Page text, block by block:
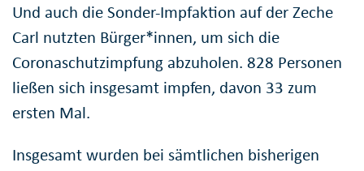
Und auch die Sonder-Impfaktion auf der Zeche
Carl nutzten Bürger*innen, um sich die
Coronaschutzimpfung abzuholen. 828 Personen
ließen sich insgesamt impfen, davon 33 zum
ersten Mal.
Insgesamt wurden bei sämtlichen bisherigen